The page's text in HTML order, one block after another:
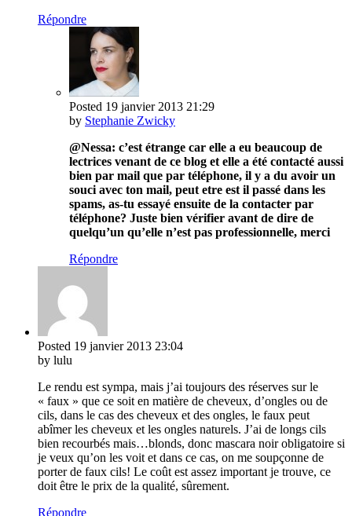
Répondre
Posted 19 janvier 2013 21:29
by Stephanie Zwicky
@Nessa: c’est étrange car elle a eu beaucoup de
lectrices venant de ce blog et elle a été contacté aussi
bien par mail que par téléphone, il y a du avoir un
souci avec ton mail, peut etre est il passé dans les
spams, as-tu essayé ensuite de la contacter par
téléphone? Juste bien vérifier avant de dire de
quelqu’un qu’elle n’est pas professionnelle, merci
Répondre
Posted 19 janvier 2013 23:04
by lulu
Le rendu est sympa, mais j’ai toujours des réserves sur le
« faux » que ce soit en matière de cheveux, d’ongles ou de
cils, dans le cas des cheveux et des ongles, le faux peut
abîmer les cheveux et les ongles naturels. J’ai de longs cils
bien recourbés mais…blonds, donc mascara noir obligatoire si
je veux qu’on les voit et dans ce cas, on me soupçonne de
porter de faux cils! Le coût est assez important je trouve, ce
doit être le prix de la qualité, sûrement.
Répondre